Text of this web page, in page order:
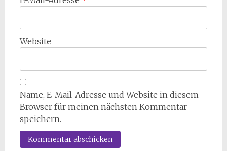
Website
Name, E-Mail-Adresse und Website in diesem
Browser für meinen nächsten Kommentar
speichern.